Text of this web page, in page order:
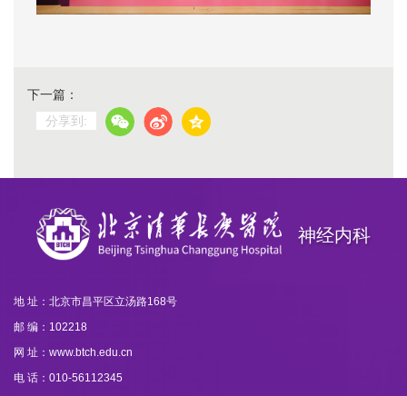
下一篇：
分享到:
神经内科
地 址：北京市昌平区立汤路168号
邮 编：102218
网 址：www.btch.edu.cn
电 话：010-56112345